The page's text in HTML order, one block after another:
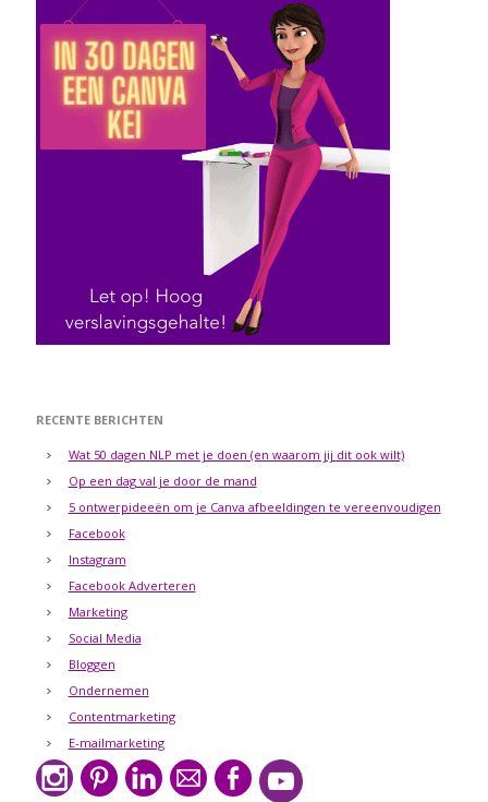
RECENTE BERICHTEN
Wat 50 dagen NLP met je doen (en waarom jij dit ook wilt)
Op een dag val je door de mand
5 ontwerpideeën om je Canva afbeeldingen te vereenvoudigen
Facebook
Instagram
Facebook Adverteren
Marketing
Social Media
Bloggen
Ondernemen
Contentmarketing
E-mailmarketing